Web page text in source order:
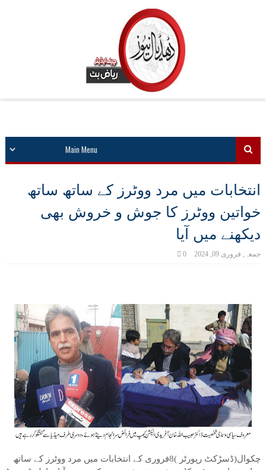
انتخابات میں مرد ووٹرز کے ساتھ ساتھ
خواتین ووٹرز کا جوش و خروش بھی
دیکھنے میں آیا
جمعہ, فروری 09, 2024 0
چکوال(ڈسڑکٹ رپورٹر )8فروری کے انتخابات میں مرد ووٹرز کے ساتھ